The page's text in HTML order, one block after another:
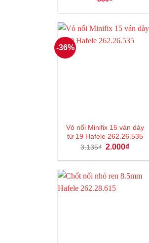
-36%
Vỏ nối Minifix 15 ván dày
từ 19 Hafele 262.26.535
3.135₫ Giá
là:
2.000₫Giá
tại
2.000₫.